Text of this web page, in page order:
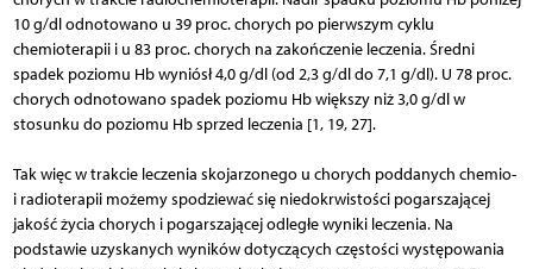
10 g/dl odnotowano u 39 proc. chorych po pierwszym cyklu
chemioterapii i u 83 proc. chorych na zakończenie leczenia. Średni
spadek poziomu Hb wyniósł 4,0 g/dl (od 2,3 g/dl do 7,1 g/dl). U 78 proc.
chorych odnotowano spadek poziomu Hb większy niż 3,0 g/dl w
stosunku do poziomu Hb sprzed leczenia [1, 19, 27].
Tak więc w trakcie leczenia skojarzonego u chorych poddanych chemio-
i radioterapii możemy spodziewać się niedokrwistości pogarszającej
jakość życia chorych i pogarszającej odległe wyniki leczenia. Na
podstawie uzyskanych wyników dotyczących częstości występowania